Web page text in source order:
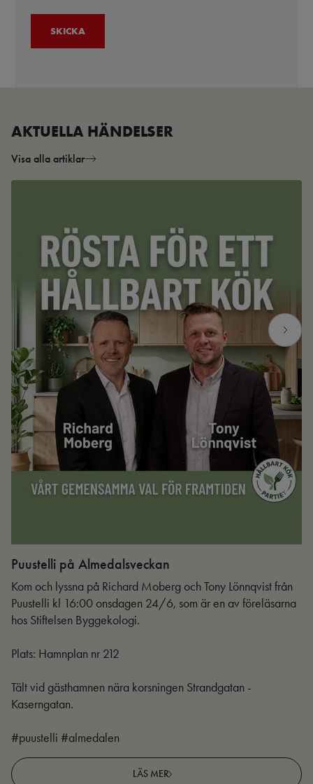
AKTUELLA HÄNDELSER
Visa alla artiklar
Puustelli på Almedalsveckan
Kom och lyssna på Richard Moberg och Tony Lönnqvist från
Puustelli kl 16:00 onsdagen 24/6, som är en av föreläsarna
hos Stiftelsen Byggekologi.
Plats: Hamnplan nr 212
Tält vid gästhamnen nära korsningen Strandgatan -
Kaserngatan.
#puustelli #almedalen
LÄS MER